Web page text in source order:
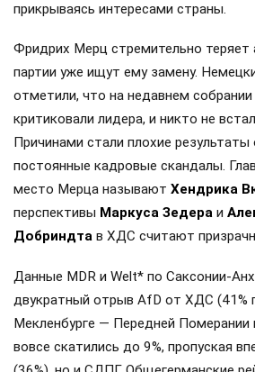
прикрываясь интересами страны.
Фридрих Мерц стремительно теряет
партии уже ищут ему замену.
отметили, что на недавнем
критиковали лидера, и никто не
Причинами стали плохие результаты
постоянные кадровые скандалы.
место Мерца называют Хендрика
перспективы Маркуса Зедера и
Добриндта в ХДС считают
Данные MDR и Welt* по Саксонии-
двукратный отрыв AfD от ХДС (41%
Мекленбурге — Передней Померании
вовсе скатились до 9%, пропуская